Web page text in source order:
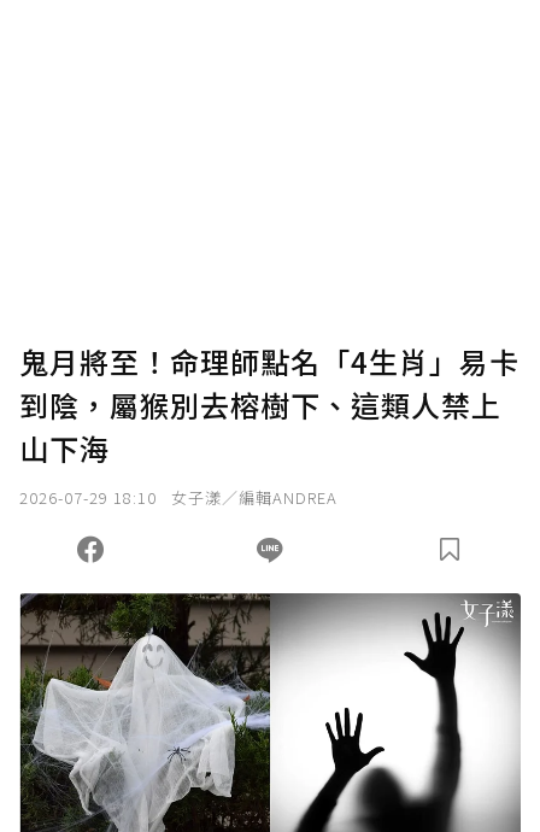
確認送出
您當前剩餘 U 利點數：0點；前往 購買點數
鬼月將至！命理師點名「4生肖」易卡
到陰，屬猴別去榕樹下、這類人禁上
山下海
2026-07-29 18:10 女子漾／編輯ANDREA